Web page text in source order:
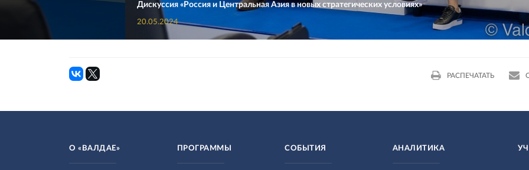
Дискуссия «Россия и Центральная Азия в новых стратегических условиях»
20.05.2024
РАСПЕЧАТАТЬ
О «ВАЛДАЕ» ПРОГРАММЫ СОБЫТИЯ АНАЛИТИКА